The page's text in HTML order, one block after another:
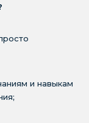
и навыкам